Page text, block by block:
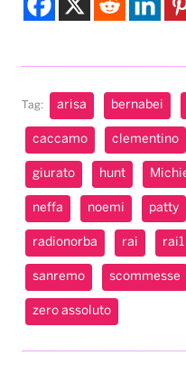
Tag: arisa bernabei
caccamo clementino
giurato hunt
neffa noemi patty
radionorba rai rai1
sanremo scommesse
zero assoluto